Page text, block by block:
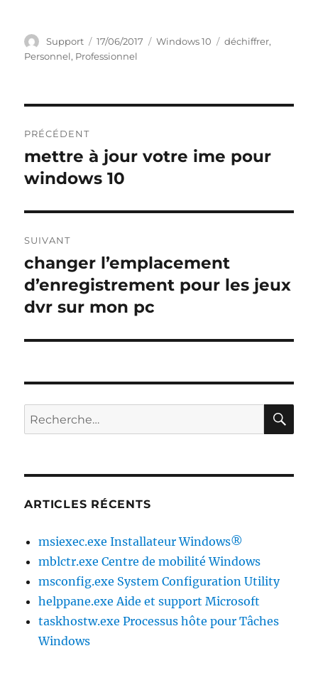
Auteur
Support
Publié
le
17/06/2017 Catégories
Windows 10 Étiquettes
déchiffrer,
Personnel, Professionnel
de
l’article
PRÉCÉDENT
Publication
précédente :
mettre à jour votre ime pour
windows 10
SUIVANT
Publication
suivante :
changer l’emplacement
d’enregistrement pour les jeux
dvr sur mon pc
Recherche
pour :
ARTICLES RÉCENTS
msiexec.exe Installateur Windows®
mblctr.exe Centre de mobilité Windows
msconfig.exe System Configuration Utility
helppane.exe Aide et support Microsoft
taskhostw.exe Processus hôte pour Tâches
Windows